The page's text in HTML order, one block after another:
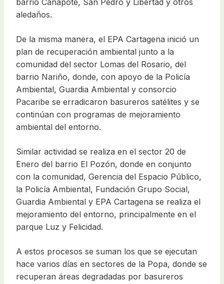
barrio Canapote, San Pedro y Libertad y otros
aledaños.
De la misma manera, el EPA Cartagena inició un
plan de recuperación ambiental junto a la
comunidad del sector Lomas del Rosario, del
barrio Nariño, donde, con apoyo de la Policía
Ambiental, Guardia Ambiental y consorcio
Pacaribe se erradicaron basureros satélites y se
continúan con programas de mejoramiento
ambiental del entorno.
Similar actividad se realiza en el sector 20 de
Enero del barrio El Pozón, donde en conjunto
con la comunidad, Gerencia del Espacio Público,
la Policía Ambiental, Fundación Grupo Social,
Guardia Ambiental y EPA Cartagena se realiza el
mejoramiento del entorno, principalmente en el
parque Luz y Felicidad.
A estos procesos se suman los que se ejecutan
hace varios días en sectores de la Popa, donde se
recuperan áreas degradadas por basureros